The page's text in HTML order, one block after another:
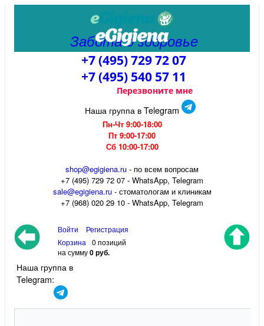
Забота о здоровье
+7 (495) 729 72 07
+7 (495) 540 57 11
Перезвоните мне
Наша группа в Telegram
Пн-Чт 9:00-18:00
Пт 9:00-17:00
Сб 10:00-17:00
shop@egigiena.ru - по всем вопросам
‎+7 (495) 729 72 07 - WhatsApp, Telegram
sale@egigiena.ru- стоматологам и клиникам
+7 (968) 020 29 10 - WhatsApp, Telegram
Войти
Регистрация
Корзина
0 позиций
на сумму0 руб.
Наша группа в
Telegram: